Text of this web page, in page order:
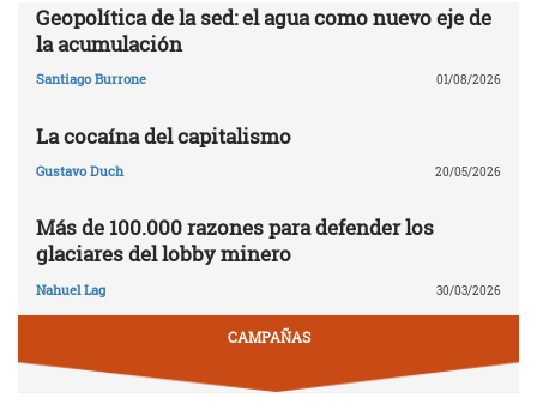
Geopolítica de la sed: el agua como nuevo eje de
la acumulación
Santiago Burrone 01/08/2026
La cocaína del capitalismo
Gustavo Duch 20/05/2026
Más de 100.000 razones para defender los
glaciares del lobby minero
Nahuel Lag 30/03/2026
CAMPAÑAS